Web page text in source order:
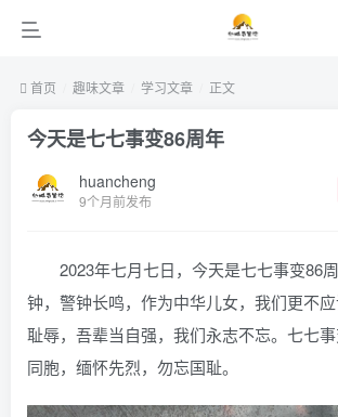
首页 趣味文章 学习文章 正文
今天是七七事变86周年
huancheng
9个月前发布
2023年七月七日，今天是七七事变86
钟，警钟长鸣，作为中华儿女，我们更不
耻辱，吾辈当自强，我们永志不忘。七七
同胞，缅怀先烈，勿忘国耻。